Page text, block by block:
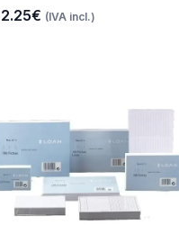
2.25€ (IVA incl.)